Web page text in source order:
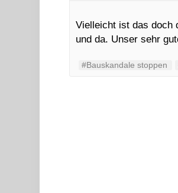
Vielleicht ist das doch
und da. Unser sehr
#Bauskandale stoppen